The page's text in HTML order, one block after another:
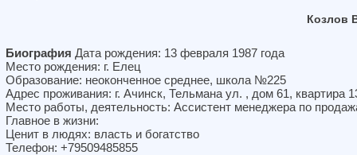
Козлов
Биография Дата рождения: 13 февраля 1987 года
Место рождения: г. Елец
Образование: неоконченное среднее, школа №225
Адрес проживания: г. Ачинск, Тельмана ул. , дом 61, квартира
Место работы, деятельность: Ассистент менеджера по
Главное в жизни:
Ценит в людях: власть и богатство
Телефон: +79509485855